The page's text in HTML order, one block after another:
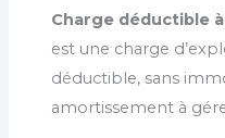
Charge déductible à
est une charge
déductible, sans
amortissement à